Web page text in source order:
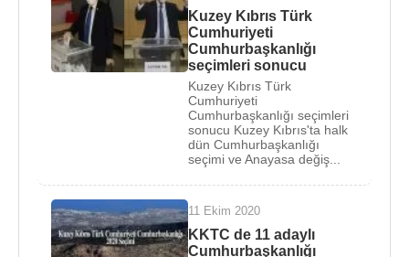
Kuzey Kıbrıs Türk
Cumhuriyeti
Cumhurbaşkanlığı
seçimleri sonucu
Kuzey Kıbrıs Türk
Cumhuriyeti
Cumhurbaşkanlığı seçimleri
sonucu Kuzey Kıbrıs'ta halk
dün Cumhurbaşkanlığı
seçimi ve Anayasa değiş...
11 Ekim 2020
KKTC de 11 adaylı
Cumhurbaşkanlığı